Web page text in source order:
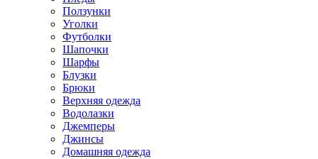
Ползунки
Уголки
Футболки
Шапочки
Шарфы
Блузки
Брюки
Верхняя одежда
Водолазки
Джемперы
Джинсы
Домашняя одежда